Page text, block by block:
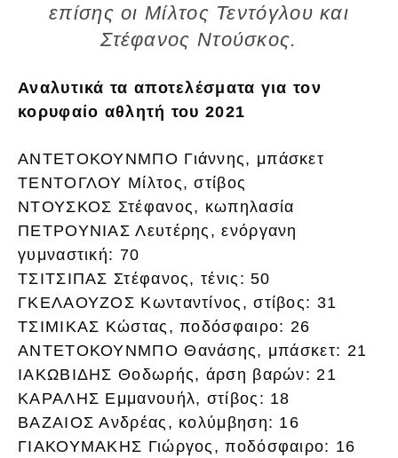
επίσης οι Μίλτος Τεντόγλου και
Στέφανος Ντούσκος.
Αναλυτικά τα αποτελέσματα για τον
κορυφαίο αθλητή του 2021
ΑΝΤΕΤΟΚΟΥΝΜΠΟ Γιάννης, μπάσκετ
ΤΕΝΤΟΓΛΟΥ Μίλτος, στίβος
ΝΤΟΥΣΚΟΣ Στέφανος, κωπηλασία
ΠΕΤΡΟΥΝΙΑΣ Λευτέρης, ενόργανη
γυμναστική: 70
ΤΣΙΤΣΙΠΑΣ Στέφανος, τένις: 50
ΓΚΕΛΑΟΥΖΟΣ Κωνταντίνος, στίβος: 31
ΤΣΙΜΙΚΑΣ Κώστας, ποδόσφαιρο: 26
ΑΝΤΕΤΟΚΟΥΝΜΠΟ Θανάσης, μπάσκετ: 21
ΙΑΚΩΒΙΔΗΣ Θοδωρής, άρση βαρών: 21
ΚΑΡΑΛΗΣ Εμμανουήλ, στίβος: 18
ΒΑΖΑΙΟΣ Ανδρέας, κολύμβηση: 16
ΓΙΑΚΟΥΜΑΚΗΣ Γιώργος, ποδόσφαιρο: 16